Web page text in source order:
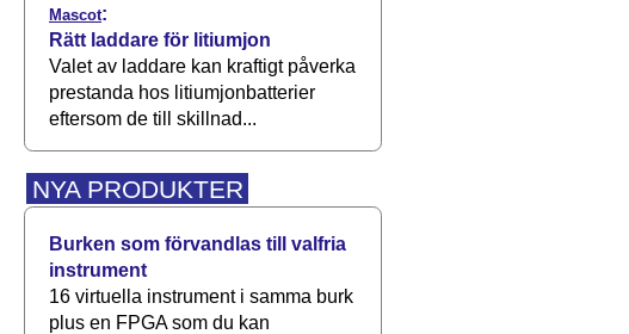
Mascot:
Rätt laddare för litiumjon
Valet av laddare kan kraftigt påverka
prestanda hos litiumjonbatterier
eftersom de till skillnad...
NYA PRODUKTER
Burken som förvandlas till valfria
instrument
16 virtuella instrument i samma burk
plus en FPGA som du kan